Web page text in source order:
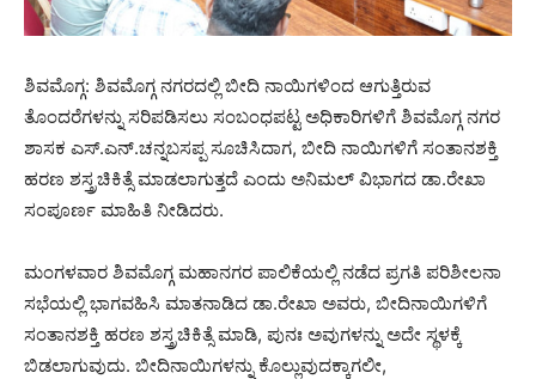
ಶಿವಮೊಗ್ಗ: ಶಿವಮೊಗ್ಗ ನಗರದಲ್ಲಿ ಬೀದಿ ನಾಯಿಗಳಿಂದ ಆಗುತ್ತಿರುವ
ತೊಂದರೆಗಳನ್ನು ಸರಿಪಡಿಸಲು ಸಂಬಂಧಪಟ್ಟ ಅಧಿಕಾರಿಗಳಿಗೆ ಶಿವಮೊಗ್ಗ ನಗರ
ಶಾಸಕ ಎಸ್.ಎನ್.ಚನ್ನಬಸಪ್ಪ ಸೂಚಿಸಿದಾಗ, ಬೀದಿ ನಾಯಿಗಳಿಗೆ ಸಂತಾನಶಕ್ತಿ
ಹರಣ ಶಸ್ತ್ರಚಿಕಿತ್ಸೆ ಮಾಡಲಾಗುತ್ತದೆ ಎಂದು ಅನಿಮಲ್‌ ವಿಭಾಗದ ಡಾ.ರೇಖಾ
ಸಂಪೂರ್ಣ ಮಾಹಿತಿ ನೀಡಿದರು.
ಮಂಗಳವಾರ ಶಿವಮೊಗ್ಗ ಮಹಾನಗರ ಪಾಲಿಕೆಯಲ್ಲಿ ನಡೆದ ಪ್ರಗತಿ ಪರಿಶೀಲನಾ
ಸಭೆಯಲ್ಲಿ ಭಾಗವಹಿಸಿ ಮಾತನಾಡಿದ ಡಾ.ರೇಖಾ ಅವರು, ಬೀದಿನಾಯಿಗಳಿಗೆ
ಸಂತಾನಶಕ್ತಿ ಹರಣ ಶಸ್ತ್ರಚಿಕಿತ್ಸೆ ಮಾಡಿ, ಪುನಃ ಅವುಗಳನ್ನು ಅದೇ ಸ್ಥಳಕ್ಕೆ
ಬಿಡಲಾಗುವುದು. ಬೀದಿನಾಯಿಗಳನ್ನು ಕೊಲ್ಲುವುದಕ್ಕಾಗಲೀ,